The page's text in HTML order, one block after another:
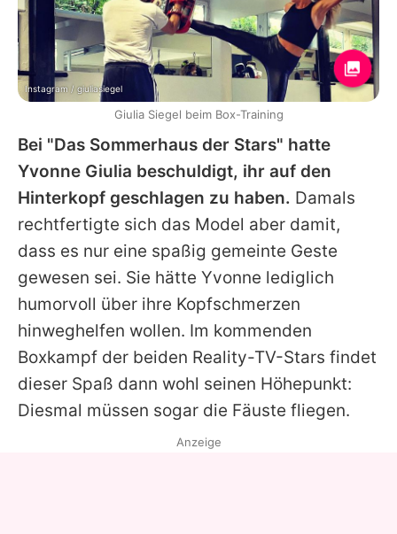
Bei "Das Sommerhaus der Stars" hatte
Yvonne Giulia beschuldigt, ihr auf den
Hinterkopf geschlagen zu haben. Damals
rechtfertigte sich das Model aber damit,
dass es nur eine spaßig gemeinte Geste
gewesen sei. Sie hätte Yvonne lediglich
humorvoll über ihre Kopfschmerzen
hinweghelfen wollen. Im kommenden
Boxkampf der beiden Reality-TV-Stars findet
dieser Spaß dann wohl seinen Höhepunkt:
Diesmal müssen sogar die Fäuste fliegen.
Instagram / giuliasiegel
Giulia Siegel beim Box-Training
Anzeige